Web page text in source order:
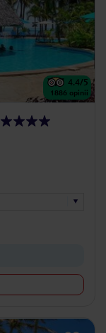
4.4/5
1886 opinii